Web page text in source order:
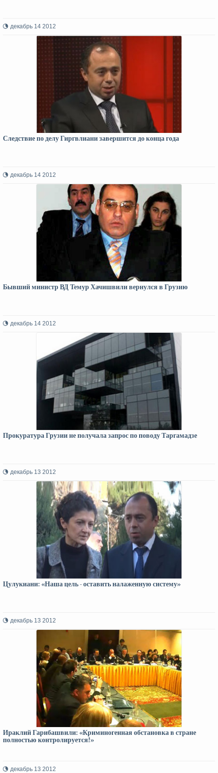
декабрь 14 2012
Следствие по делу Гиргвлиани завершится до конца года
декабрь 14 2012
Бывший министр ВД Темур Хачишвили вернулся в Грузию
декабрь 14 2012
Прокуратура Грузии не получала запрос по поводу Таргамадзе
декабрь 13 2012
Цулукиани: «Наша цель - оставить налаженную систему»
декабрь 13 2012
Ираклий Гарибашвили: «Криминогенная обстановка в стране
полностью контролируется!»
декабрь 13 2012